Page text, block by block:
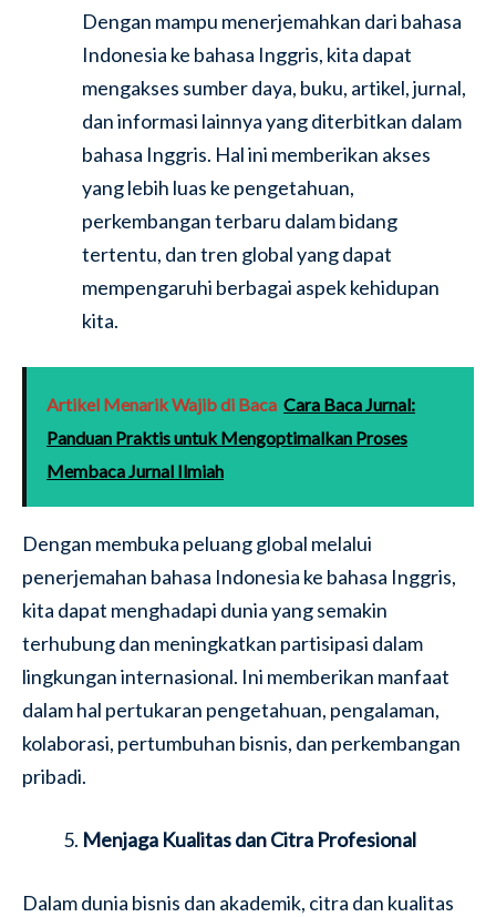
Dengan mampu menerjemahkan dari bahasa
Indonesia ke bahasa Inggris, kita dapat
mengakses sumber daya, buku, artikel, jurnal,
dan informasi lainnya yang diterbitkan dalam
bahasa Inggris. Hal ini memberikan akses
yang lebih luas ke pengetahuan,
perkembangan terbaru dalam bidang
tertentu, dan tren global yang dapat
mempengaruhi berbagai aspek kehidupan
kita.
Artikel Menarik Wajib di Baca Cara Baca Jurnal:
Panduan Praktis untuk Mengoptimalkan Proses
Membaca Jurnal Ilmiah
Dengan membuka peluang global melalui
penerjemahan bahasa Indonesia ke bahasa Inggris,
kita dapat menghadapi dunia yang semakin
terhubung dan meningkatkan partisipasi dalam
lingkungan internasional. Ini memberikan manfaat
dalam hal pertukaran pengetahuan, pengalaman,
kolaborasi, pertumbuhan bisnis, dan perkembangan
pribadi.
Menjaga Kualitas dan Citra Profesional
Dalam dunia bisnis dan akademik, citra dan kualitas